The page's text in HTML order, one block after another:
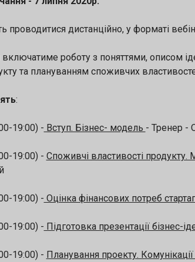
проводитися дистанційно, у форматі
роботу з поняттями, описом
та плануванням споживчих
:
19:00) - Вступ. Бізнес- модель - Тренер -
19:00) - Споживчі властивості
19:00) - Оцінка фінансових потреб
19:00) - Підготовка презентації бізнес-
19:00) - Планування проекту.